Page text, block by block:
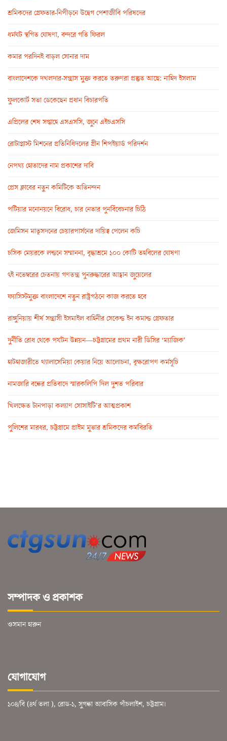
শ্রমিকদের গ্রেফতার-নিপীড়নে উদ্বেগ পেশাজীবি পরিষদের
ধর্মঘট স্থগিত ঘোষণা, বন্দরে গতি ফিরল
কমার পরদিনই বাড়ল সোনার দাম
বাংলাদেশকে দখলদার-সন্ত্রাস মুক্ত করতে তরুণরা প্রস্তুত আছে: নাহিদ ইসলাম
ফুলকোর্ট সভা ডেকেছেন প্রধান বিচারপতি
এপ্রিলের শেষ সপ্তাহে এসএসসি, জুনে এইচএসসি
রোটাপ্লাস্ট মিশনের প্রতিনিধিদলের গ্রীন শিপইয়ার্ড পরিদর্শন
নেপথ্য হোতাদের নাম প্রকাশের দাবি
প্রেস ক্লাবের নতুন কমিটিকে অভিনন্দন
পটিয়ার মনোনয়নে বিরোধ, চার নেতার পুনর্বিবেচনার চিঠি
জেমিসন মাতৃসদনের চেয়ারপার্সনের দায়িত্ব পেলেন কচি
চসিক মেয়রকে লন্ডনে সম্মাননা, বৃদ্ধাশ্রমে ১০০ কোটি তহবিলের ঘোষণা
৭ই নভেম্বরের চেতনায় গণতন্ত্র পুনরুদ্ধারের আহ্বান জুয়েলের
ফ্যাসিস্টমুক্ত বাংলাদেশে নতুন রাষ্ট্রগঠনে কাজ করতে হবে
রাঙ্গুনিয়ায় শীর্ষ সন্ত্রাসী ইসমাইল বাহিনীর সেকেন্ড ইন কমান্ড গ্রেফতার
দুর্নীতি রোধ থেকে পর্যটন উন্নয়ন—চট্টগ্রামের প্রথম নারী ডিসির ‘ম্যাজিক’
হাটহাজারীতে থ্যালাসেমিয়া কেয়ার নিয়ে আলোচনা, বৃক্ষরোপণ কর্মসূচি
নামজারি বন্ধের প্রতিবাদে স্মারকলিপি দিল দুশত পরিবার
খিলক্ষেত টানপাড়া কল্যাণ সোসাইটি’র আত্মপ্রকাশ
পুলিশের মারধর, চট্টগ্রামে প্রাইম মুভার শ্রমিকদের কর্মবিরতি
সম্পাদক ও প্রকাশক
ওসমান হারুন
যোগাযোগ
১০৪/বি (৪র্থ তলা ), রোড-১, সুগন্ধা আবাসিক পাঁচলাইশ, চট্টগ্রাম।